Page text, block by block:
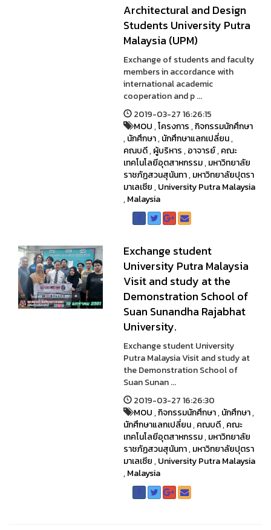
Architectural and Design
Students University Putra
Malaysia (UPM)
Exchange of students and faculty
members in accordance with
international academic
cooperation and p ...
2019-03-27 16:26:15
MOU,โครงการ,กิจกรรมนักศึกษา
,นักศึกษา,นักศึกษาแลกเปลี่ยน,
คณบดี,ผู้บริหาร,อาจารย์,คณะ
เทคโนโลยีอุตสาหกรรม,มหาวิทยาลัย
ราชภัฏสวนสุนันทา,มหาวิทยาลัยปุตรา
มาเลเซีย,University Putra Malaysia
,Malaysia
Exchange student
University Putra Malaysia
Visit and study at the
Demonstration School of
Suan Sunandha Rajabhat
University.
Exchange student University
Putra Malaysia Visit and study at
the Demonstration School of
Suan Sunan ...
2019-03-27 16:26:30
MOU,กิจกรรมนักศึกษา,นักศึกษา,
นักศึกษาแลกเปลี่ยน,คณบดี,คณะ
เทคโนโลยีอุตสาหกรรม,มหาวิทยาลัย
ราชภัฏสวนสุนันทา,มหาวิทยาลัยปุตรา
มาเลเซีย,University Putra Malaysia
,Malaysia